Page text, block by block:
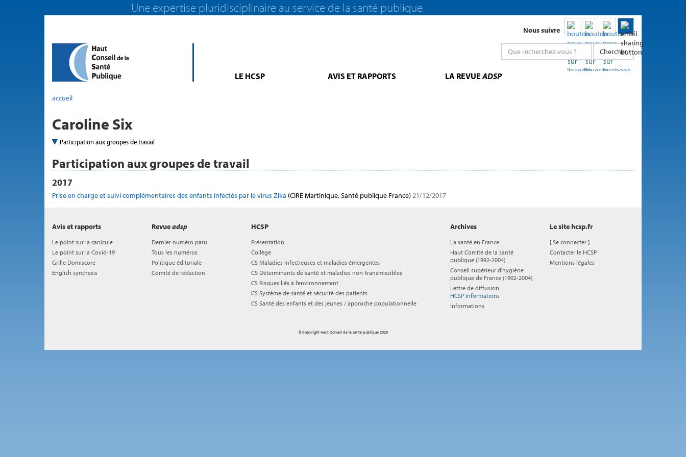
Une expertise pluridisciplinaire au service de la santé publique
Nous suivre
Chercher
LE HCSP AVIS ET RAPPORTS LA REVUEADSP
accueil
Caroline Six
Participation aux groupes de travail
Participation aux groupes de travail
2017
Prise en charge et suivi complémentaires des enfants infectés par le virus Zika (CIRE Martinique, Santé publique France) 21/12/2017
HCSP
Présentation
Collège
CS Maladies infectieuses et maladies émergentes
CS Déterminants de santé et maladies non-transmissibles
CS Risques liés à l’environnement
CS Système de santé et sécurité des patients
CS Santé des enfants et des jeunes / approche populationnelle
Avis et rapports
Le point sur la canicule
Le point sur la Covid-19
Grille Domiscore
English synthesis
Revueadsp
Dernier numéro paru
Tous les numéros
Politique éditoriale
Comité de rédaction
Archives
La santé en France
Haut Comité de la santé
publique (1992-2004)
Conseil supérieur d'hygiène
publique de France (1902-2004)
Lettre de diffusion
HCSP Informations
Informations
Le site hcsp.fr
[Se connecter ]
Contacter le HCSP
Mentions légales
© Copyright Haut Conseil de la santé publique 2026